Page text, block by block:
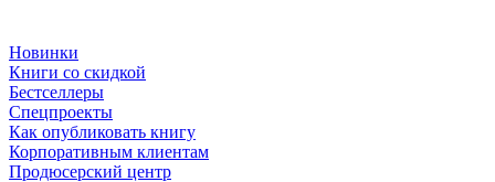
Новинки
Книги со скидкой
Бестселлеры
Спецпроекты
Как опубликовать книгу
Корпоративным клиентам
Продюсерский центр